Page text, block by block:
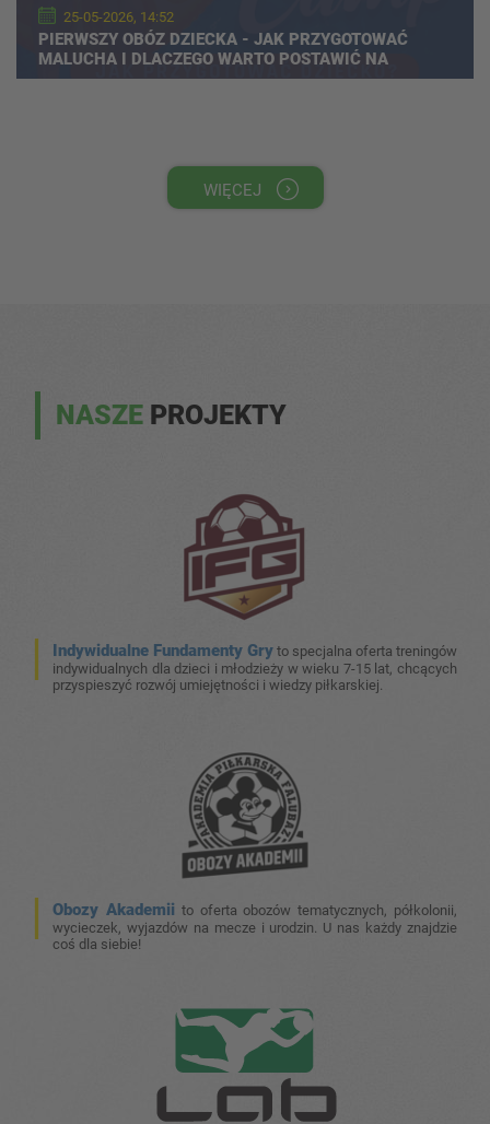
25-05-2026, 14:52
PIERWSZY OBÓZ DZIECKA - JAK PRZYGOTOWAĆ
MALUCHA I DLACZEGO WARTO POSTAWIĆ NA
WYJAZD SPORTOWY?
WIĘCEJ
NASZE PROJEKTY
Indywidualne Fundamenty Gry to specjalna oferta treningów
indywidualnych dla dzieci i młodzieży w wieku 7-15 lat, chcących
przyspieszyć rozwój umiejętności i wiedzy piłkarskiej.
Obozy Akademii to oferta obozów tematycznych, półkolonii,
wycieczek, wyjazdów na mecze i urodzin. U nas każdy znajdzie
coś dla siebie!